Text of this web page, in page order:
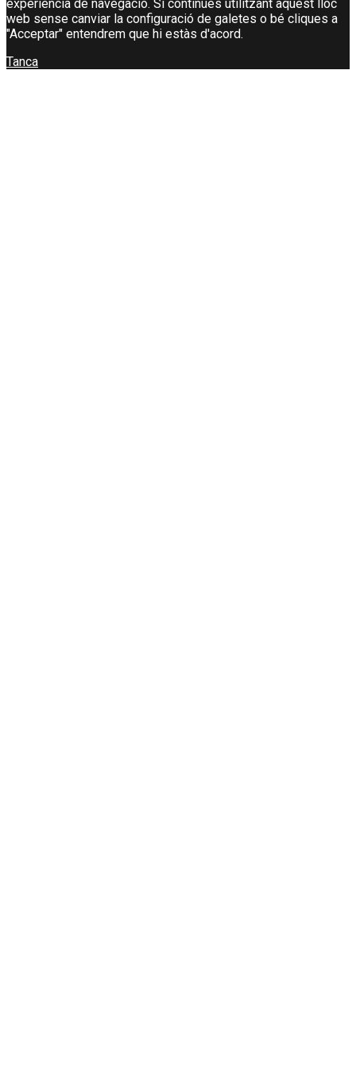
experiència de navegació. Si continues utilitzant aquest lloc
web sense canviar la configuració de galetes o bé cliques a
"Acceptar" entendrem que hi estàs d'acord.
Tanca